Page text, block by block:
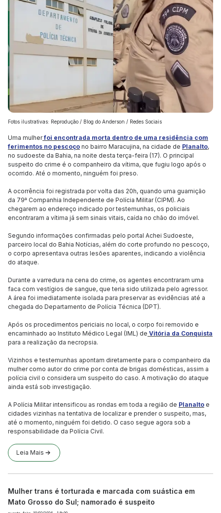
Fotos ilustrativas: Reprodução / Blog do Anderson / Redes Sociais
Uma mulherfoi encontrada morta dentro de uma residência com
ferimentos no pescoço no bairro Maracujina, na cidade de Planalto,
no sudoeste da Bahia, na noite desta terça-feira (17). O principal
suspeito do crime é o companheiro da vítima, que fugiu logo após o
ocorrido. Até o momento, ninguém foi preso.
A ocorrência foi registrada por volta das 20h, quando uma guarnição
da 79ª Companhia Independente de Polícia Militar (CIPM). Ao
chegarem ao endereço indicado por testemunhas, os policiais
encontraram a vítima já sem sinais vitais, caída no chão do imóvel.
Segundo informações confirmadas pelo portal Achei Sudoeste,
parceiro local do Bahia Notícias, além do corte profundo no pescoço,
o corpo apresentava outras lesões aparentes, indicando a violência
do ataque.
Durante a varredura na cena do crime, os agentes encontraram uma
faca com vestígios de sangue, que teria sido utilizada pelo agressor.
A área foi imediatamente isolada para preservar as evidências até a
chegada do Departamento de Polícia Técnica (DPT).
Após os procedimentos periciais no local, o corpo foi removido e
encaminhado ao Instituto Médico Legal (IML) de Vitória da Conquista
para a realização da necropsia.
Vizinhos e testemunhas apontam diretamente para o companheiro da
mulher como autor do crime por conta de brigas domésticas, assim a
polícia civil o considera um suspeito do caso. A motivação do ataque
ainda está sob investigação.
A Polícia Militar intensificou as rondas em toda a região de Planalto e
cidades vizinhas na tentativa de localizar e prender o suspeito, mas,
até o momento, ninguém foi detido. O caso segue agora sob a
responsabilidade da Polícia Civil.
Leia Mais
Mulher trans é torturada e marcada com suástica em
Mato Grosso do Sul; namorado é suspeito